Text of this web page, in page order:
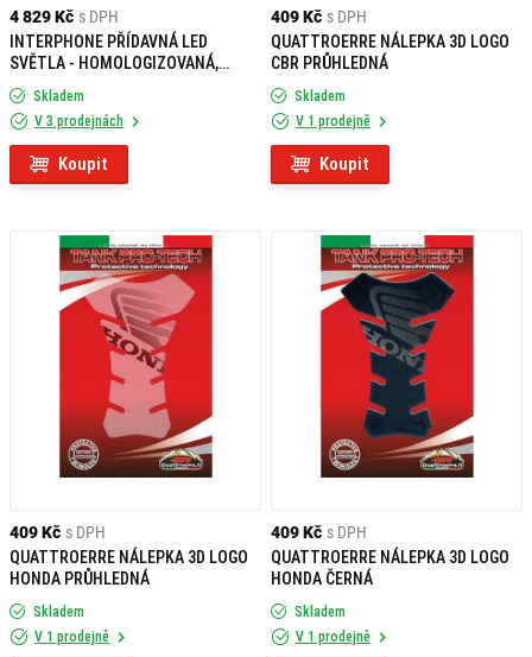
4 829 Kč s DPH
INTERPHONE PŘÍDAVNÁ LED
SVĚTLA - HOMOLOGIZOVANÁ,
ČERNÉ
Skladem
V 3 prodejnách
Koupit
409 Kč s DPH
QUATTROERRE NÁLEPKA 3D LOGO
CBR PRŮHLEDNÁ
Skladem
V 1 prodejně
Koupit
409 Kč s DPH
QUATTROERRE NÁLEPKA 3D LOGO
HONDA PRŮHLEDNÁ
Skladem
V 1 prodejně
409 Kč s DPH
QUATTROERRE NÁLEPKA 3D LOGO
HONDA ČERNÁ
Skladem
V 1 prodejně